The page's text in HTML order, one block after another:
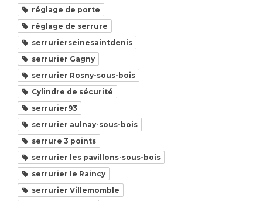
réglage de porte
réglage de serrure
serrurierseinesaintdenis
serrurier Gagny
serrurier Rosny-sous-bois
Cylindre de sécurité
serrurier93
serrurier aulnay-sous-bois
serrure 3 points
serrurier les pavillons-sous-bois
serrurier le Raincy
serrurier Villemomble